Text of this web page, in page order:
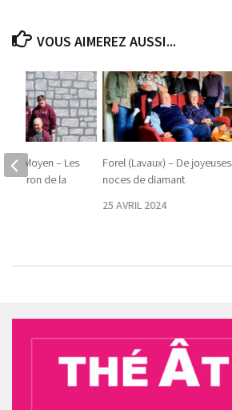
VOUS AIMEREZ AUSSI...
Forel (Lavaux) – De joyeuses
noces de diamant
25 AVRIL 2024
le-Moyen – Les
du giron de la